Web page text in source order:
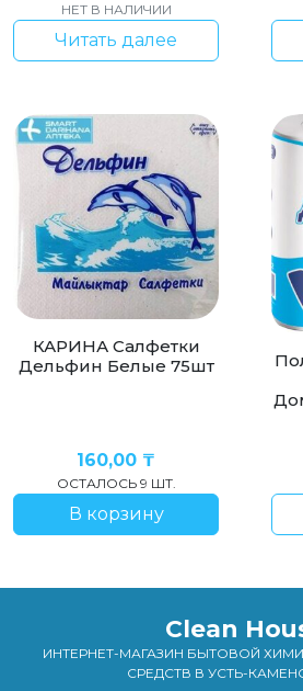
НЕТ В НАЛИЧИИ
Читать далее
КАРИНА Салфетки
Дельфин Белые 75шт
160,00 ₸
ОСТАЛОСЬ 9 ШТ.
В корзину
Clean
ИНТЕРНЕТ-МАГАЗИН БЫТОВОЙ
СРЕДСТВ В УСТЬ-